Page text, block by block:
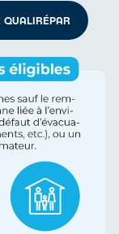
QUALIRÉPAR